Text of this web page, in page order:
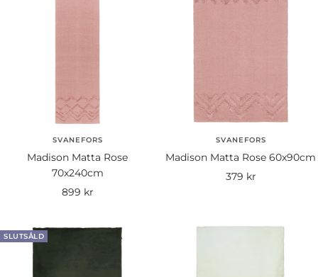
SVANEFORS
Madison Matta Rose
70x240cm
Rea-
899 kr
SVANEFORS
Madison Matta Rose 60x90cm
Rea-
379 kr
SLUTSÅLD